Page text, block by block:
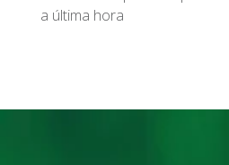
a última hora